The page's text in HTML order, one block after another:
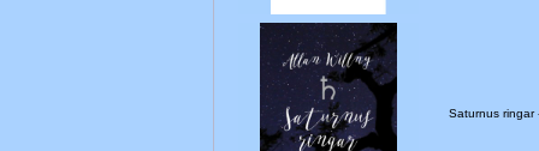
Saturnus ringar